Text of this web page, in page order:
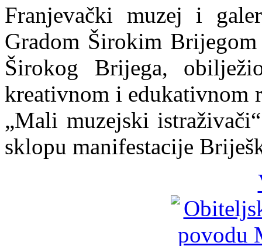
Franjevački muzej i
Gradom Širokim
Širokog Brijega,
kreativnom i edukativnom
„Mali muzejski
sklopu manifestacije